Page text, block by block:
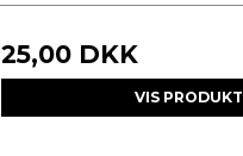
25,00 DKK
VIS PRODUKT